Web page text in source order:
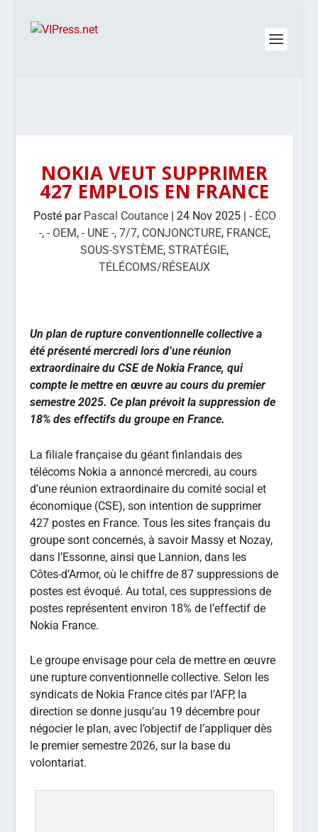
NOKIA VEUT SUPPRIMER
427 EMPLOIS EN FRANCE
Posté par Pascal Coutance| 24 Nov 2025| - ÉCO
-, - OEM, - UNE -, 7/7, CONJONCTURE, FRANCE,
SOUS-SYSTÈME,STRATÉGIE,
TÉLÉCOMS/RÉSEAUX
Un plan de rupture conventionnelle collective a
été présenté mercredi lors d’une réunion
extraordinaire du CSE de Nokia France, qui
compte le mettre en œuvre au cours du premier
semestre 2025. Ce plan prévoit la suppression de
18% des effectifs du groupe en France.
La filiale française du géant finlandais des
télécoms Nokia a annoncé mercredi, au cours
d’une réunion extraordinaire du comité social et
économique (CSE), son intention de supprimer
427 postes en France. Tous les sites français du
groupe sont concernés, à savoir Massy et Nozay,
dans l’Essonne, ainsi que Lannion, dans les
Côtes-d’Armor, où le chiffre de 87 suppressions de
postes est évoqué. Au total, ces suppressions de
postes représentent environ 18% de l’effectif de
Nokia France.
Le groupe envisage pour cela de mettre en œuvre
une rupture conventionnelle collective. Selon les
syndicats de Nokia France cités par l’AFP, la
direction se donne jusqu’au 19 décembre pour
négocier le plan, avec l’objectif de l’appliquer dès
le premier semestre 2026, sur la base du
volontariat.